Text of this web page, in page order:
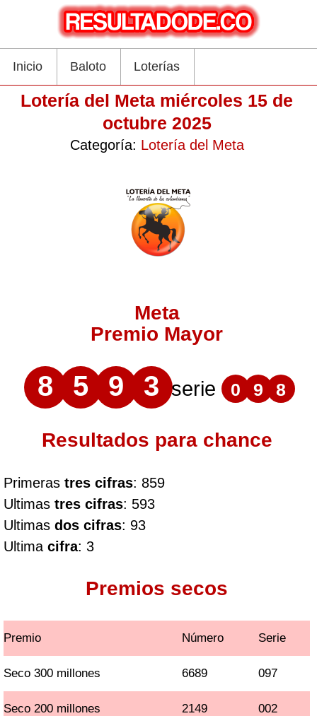
Inicio Baloto Loterías
Lotería del Meta miércoles 15 de
octubre 2025
Categoría: Lotería del Meta
Meta
Premio Mayor
8 5 9 3 serie 0 9 8
Resultados para chance
Primeras tres cifras: 859
Ultimas tres cifras: 593
Ultimas dos cifras: 93
Ultima cifra: 3
Premios secos
Premio Número Serie
Seco 300 millones 6689 097
Seco 200 millones 2149 002